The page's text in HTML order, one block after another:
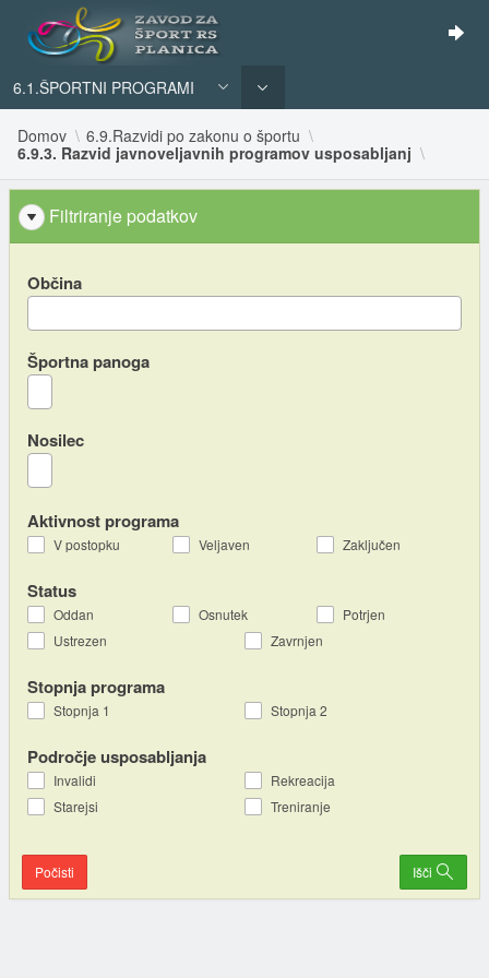
6.1.ŠPORTNI PROGRAMI
Domov
6.9.Razvidi po zakonu o športu
6.9.3. Razvid javnoveljavnih programov usposabljanj
Filtriranje podatkov
Občina
Športna panoga
Nosilec
Aktivnost programa
V postopku Veljaven Zaključen
Status
Oddan Osnutek
Potrjen
Ustrezen
Zavrnjen
Stopnja programa
Stopnja 1 Stopnja 2
Področje usposabljanja
Invalidi
Rekreacija
Starejsi
Treniranje
Počisti Išči